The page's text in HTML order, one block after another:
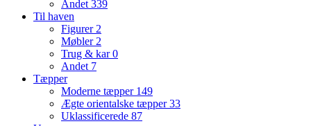
Andet 339
Til haven
Figurer 2
Møbler 2
Trug & kar0
Andet 7
Tæpper
Moderne tæpper 149
Ægte orientalske tæpper33
Uklassificerede 87